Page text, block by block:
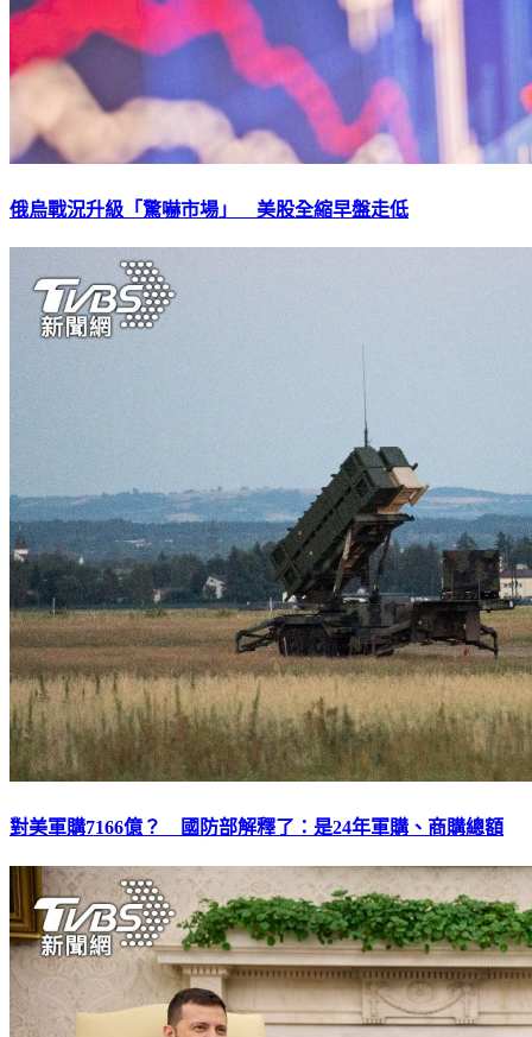
俄烏戰況升級「驚嚇市場」 美股全縮早盤走低
對美軍購7166億？ 國防部解釋了：是24年軍購、商購總額